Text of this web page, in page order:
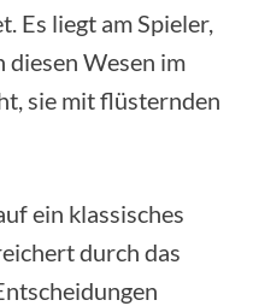
Es liegt am Spieler,
diesen Wesen im
sie mit flüsternden
ein klassisches
durch das